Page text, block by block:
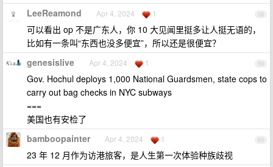
58
LeeReamond Apr 4, 2024 1
可以看出 op 不是广东人，你 10 大见闻里挺多让人挺无语的，
比如有一条叫“东西也没多便宜”，所以还是很便宜？
59
genesislive Apr 4, 2024 1
Gov. Hochul deploys 1,000 National Guardsmen, state cops to
carry out bag checks in NYC subways
===
美国也有安检了
60
bamboopainter Apr 4, 2024 1
23 年 12 月作为访港旅客，是人生第一次体验种族歧视